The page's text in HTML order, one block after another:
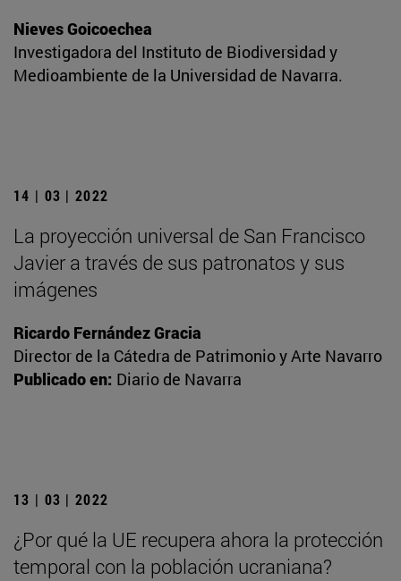
Nieves Goicoechea
Investigadora del Instituto de Biodiversidad y
Medioambiente de la Universidad de Navarra.
14 | 03 | 2022
La proyección universal de San Francisco
Javier a través de sus patronatos y sus
imágenes
Ricardo Fernández Gracia
Director de la Cátedra de Patrimonio y Arte Navarro
Publicado en: Diario de Navarra
13 | 03 | 2022
¿Por qué la UE recupera ahora la protección
temporal con la población ucraniana?